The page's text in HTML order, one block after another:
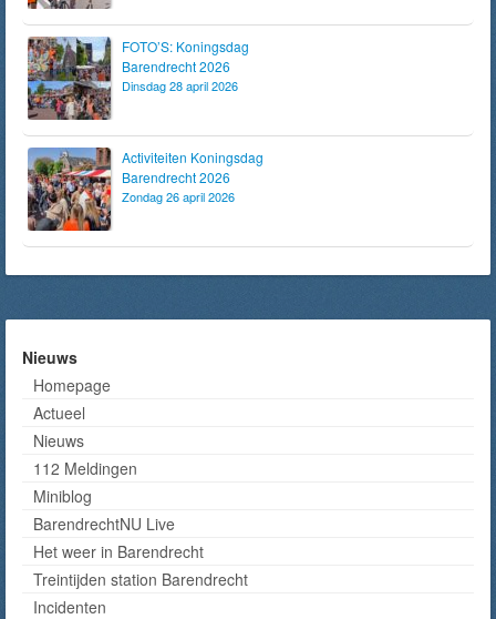
FOTO’S: Koningsdag
Barendrecht 2026
Dinsdag 28 april 2026
Activiteiten Koningsdag
Barendrecht 2026
Zondag 26 april 2026
Nieuws
Homepage
Actueel
Nieuws
112 Meldingen
Miniblog
BarendrechtNU Live
Het weer in Barendrecht
Treintijden station Barendrecht
Incidenten